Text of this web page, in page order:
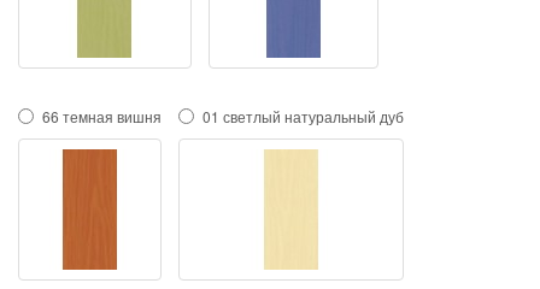
66 темная вишня 01 светлый натуральный дуб